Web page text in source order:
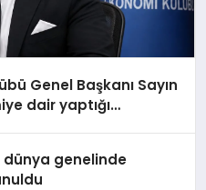
Genel Başkanı Sayın
dair yaptığı
dünya genelinde